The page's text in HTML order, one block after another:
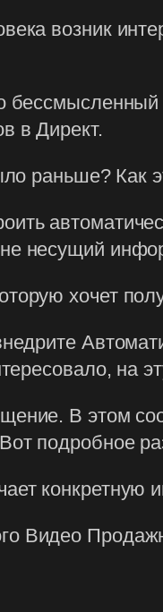
возник
в Директ.
раньше? Как
несущий
хочет
на
В этом
подробное
Видео